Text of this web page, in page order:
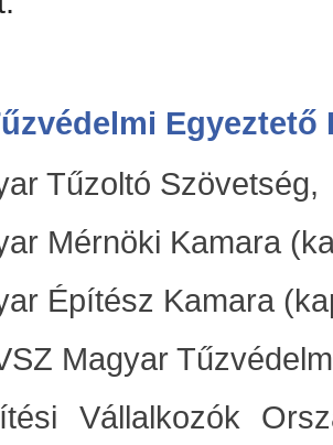
Egyeztető
Tűzoltó Szövetség,
Mérnöki Kamara
Építész Kamara
Magyar
Vállalkozók